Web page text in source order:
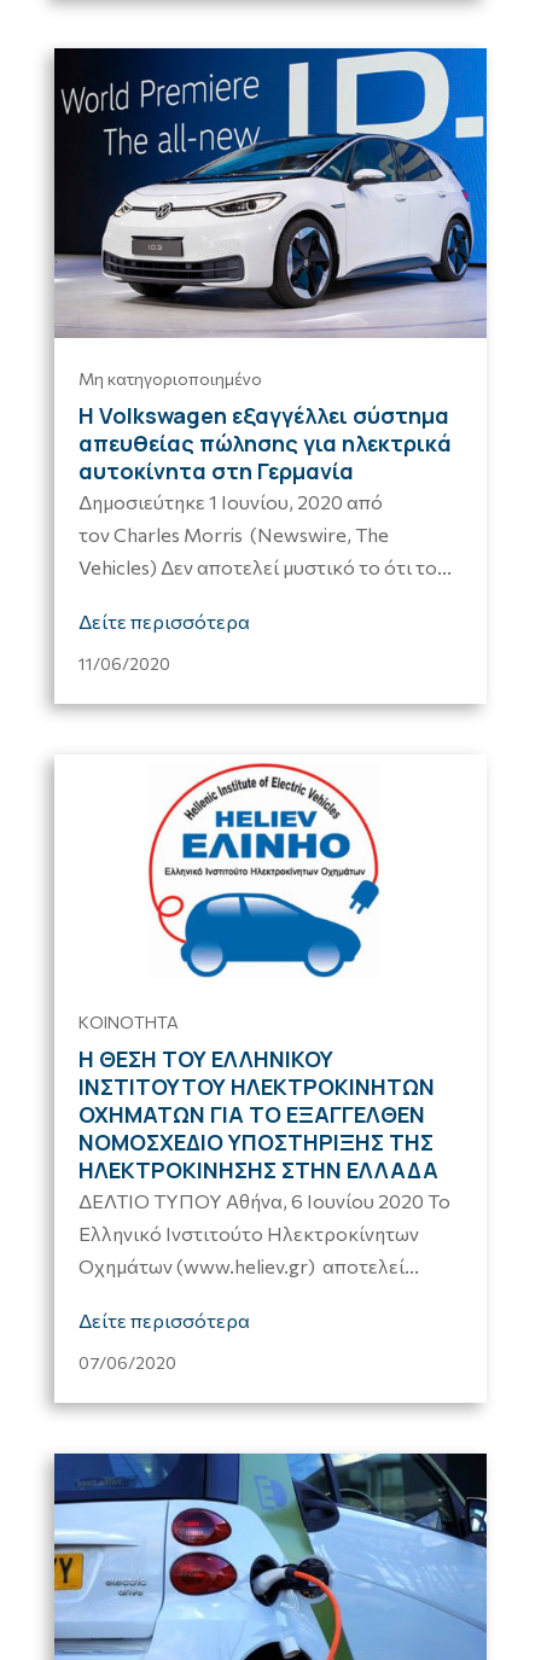
Η Volkswagen εξαγγέλλει σύστημα
απευθείας πώλησης για ηλεκτρικά
αυτοκίνητα στη Γερμανία
11/06/2020
Μη κατηγοριοποιημένο
Δημοσιεύτηκε 1 Ιουνίου, 2020 από
τον Charles Morris (Newswire, The
Vehicles) Δεν αποτελεί μυστικό το ότι το...
Δείτε περισσότερα
Η ΘΕΣΗ ΤΟΥ ΕΛΛΗΝΙΚΟΥ
ΙΝΣΤΙΤΟΥΤΟΥ ΗΛΕΚΤΡΟΚΙΝΗΤΩΝ
ΟΧΗΜΑΤΩΝ ΓΙΑ ΤΟ ΕΞΑΓΓΕΛΘΕΝ
ΝΟΜΟΣΧΕΔΙΟ ΥΠΟΣΤΗΡΙΞΗΣ ΤΗΣ
ΗΛΕΚΤΡΟΚΙΝΗΣΗΣ ΣΤΗΝ ΕΛΛΑΔΑ
07/06/2020
ΚΟΙΝΟΤΗΤΑ
ΔΕΛΤΙΟ ΤΥΠΟΥ Αθήνα, 6 Ιουνίου 2020 Το
Ελληνικό Ινστιτούτο Ηλεκτροκίνητων
Οχημάτων (www.heliev.gr) αποτελεί...
Δείτε περισσότερα